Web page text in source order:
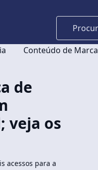
Conteúdo de Marca
de
veja os
acessos para a